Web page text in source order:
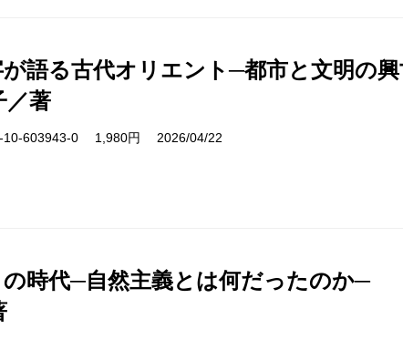
語る古代オリエント─都市と文明の
／著
603943-0 1,980円 2026/04/22
の時代─自然主義とは何だったのか─